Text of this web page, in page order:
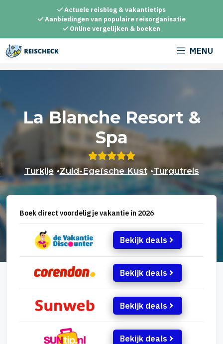
inhoud
Actuele reisblog & vakantietips
Aanbiedingen van populaire reisorganisatie
Online vergelijken & boeken
MENU
La Blanche Resort &
Spa
Turkije •Zuid-Egeïsche Kust •Turgutreis
Boek direct voordelig je vakantie in 2026
Bekijk deals
Bekijk deals
Bekijk deals
Bekijk deals